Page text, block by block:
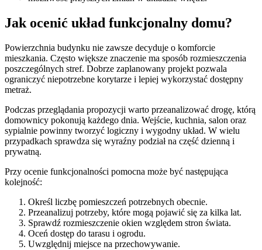
Jak ocenić układ funkcjonalny domu?
Powierzchnia budynku nie zawsze decyduje o komforcie
mieszkania. Często większe znaczenie ma sposób rozmieszczenia
poszczególnych stref. Dobrze zaplanowany projekt pozwala
ograniczyć niepotrzebne korytarze i lepiej wykorzystać dostępny
metraż.
Podczas przeglądania propozycji warto przeanalizować drogę, którą
domownicy pokonują każdego dnia. Wejście, kuchnia, salon oraz
sypialnie powinny tworzyć logiczny i wygodny układ. W wielu
przypadkach sprawdza się wyraźny podział na część dzienną i
prywatną.
Przy ocenie funkcjonalności pomocna może być następująca
kolejność:
Określ liczbę pomieszczeń potrzebnych obecnie.
Przeanalizuj potrzeby, które mogą pojawić się za kilka lat.
Sprawdź rozmieszczenie okien względem stron świata.
Oceń dostęp do tarasu i ogrodu.
Uwzględnij miejsce na przechowywanie.